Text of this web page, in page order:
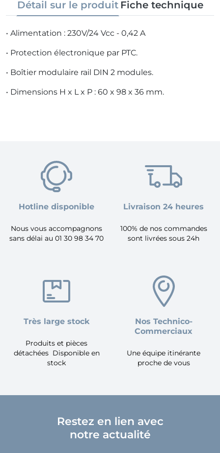
Détail sur le produit Fiche technique
• Alimentation : 230V/24 Vcc - 0,42 A
• Protection électronique par PTC.
• Boîtier modulaire rail DIN 2 modules.
• Dimensions H x L x P : 60 x 98 x 36 mm.
Hotline disponible
Nous vous accompagnons
sans délai au 01 30 98 34 70
Livraison 24 heures
100% de nos commandes
sont livrées sous 24h
Très large stock
Produits et pièces
détachées Disponible en
stock
Nos Technico-
Commerciaux
Une équipe itinérante
proche de vous
Restez en lien avec
notre actualité